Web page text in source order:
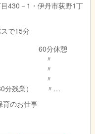
430－1・伊丹市荻野1丁
で15分
60分休憩
00 〃
00 〃
：30 〃
分残業） 〃
分残業） 〃
分残業） 〃
育のお仕事